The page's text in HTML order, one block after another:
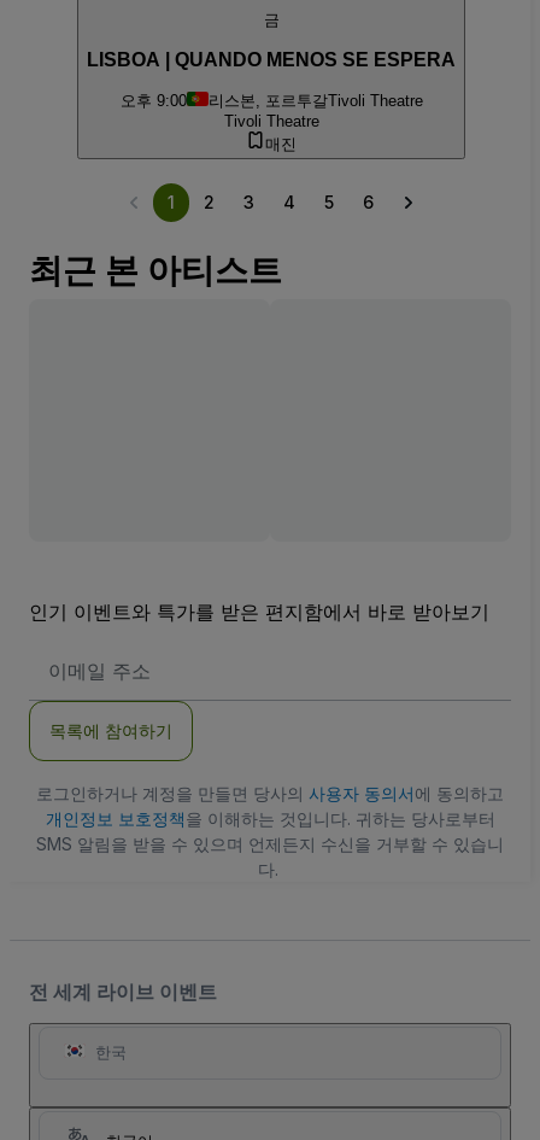
금
LISBOA | QUANDO MENOS SE ESPERA
오후 9:00 리스본, 포르투갈Tivoli Theatre
Tivoli Theatre
매진
1 2 3 4 5 6
최근 본 아티스트
인기 이벤트와 특가를 받은 편지함에서 바로 받아보기
메
소
목록에 참여하기
로그인하거나 계정을 만들면 당사의 사용자 동의서에 동의하고
개인정보 보호정책을 이해하는 것입니다. 귀하는 당사로부터
SMS 알림을 받을 수 있으며 언제든지 수신을 거부할 수 있습니
다.
전 세계 라이브 이벤트
한국